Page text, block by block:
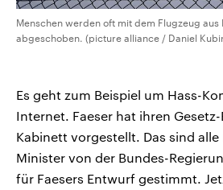
Menschen werden oft mit dem Flugzeug aus
abgeschoben. (picture alliance / Daniel
Es geht zum Beispiel um Hass-
Internet. Faeser hat ihren
Kabinett vorgestellt. Das sind
Minister von der Bundes-
für Faesers Entwurf gestimmt.